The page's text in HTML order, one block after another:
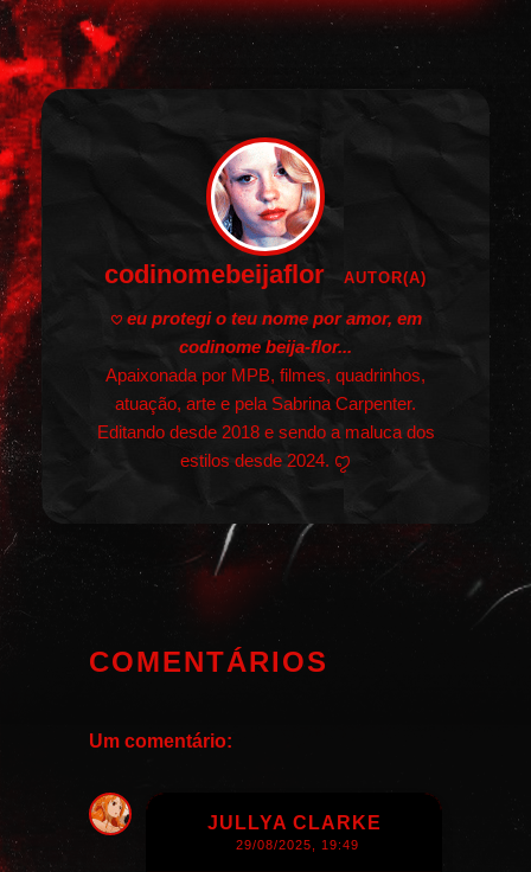
codinomebeijaflor AUTOR(A)
𖹭 eu protegi o teu nome por amor, em
codinome beija-flor...
Apaixonada por MPB, filmes, quadrinhos,
atuação, arte e pela Sabrina Carpenter.
Editando desde 2018 e sendo a maluca dos
estilos desde 2024. ꨄ︎
COMENTÁRIOS
Um comentário:
JULLYA CLARKE
29/08/2025, 19:49